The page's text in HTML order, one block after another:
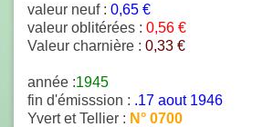
valeur neuf : 0,65 €
valeur oblitérées : 0,56 €
Valeur charnière : 0,33 €
année :1945
fin d'émisssion : .17 aout 1946
Yvert et Tellier : N° 0700